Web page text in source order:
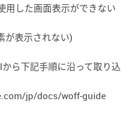
用した画面表示ができない
が表示されない)
ら下記手順に沿って取り込
jp/docs/woff-guide